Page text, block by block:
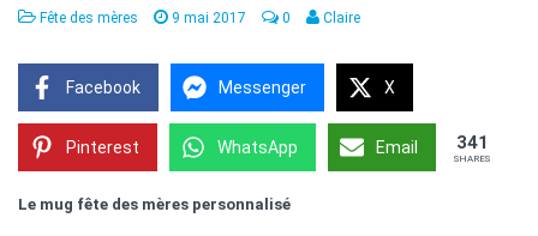
Fête des mères 9 mai 2017 0 Claire
Facebook Messenger X
Pinterest WhatsApp Email 341
SHARES
Le mug fête des mères personnalisé